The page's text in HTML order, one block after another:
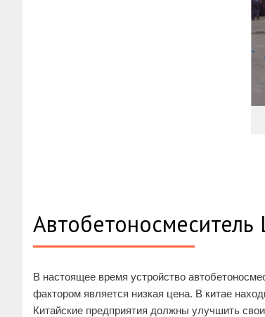
В настоящее время устройство
фактором является низкая цена. В китае
Китайские предприятия должны улучшить